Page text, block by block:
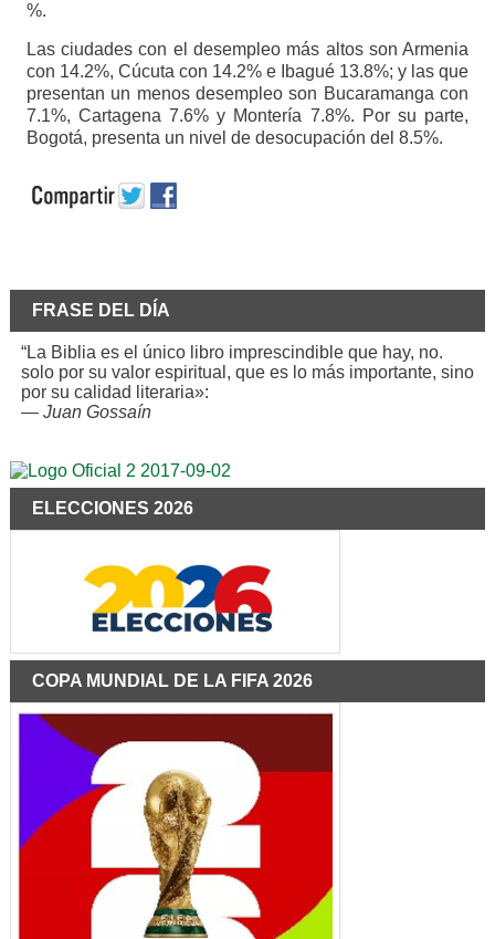
%.
Las ciudades con el desempleo más altos son Armenia
con 14.2%, Cúcuta con 14.2% e Ibagué 13.8%; y las que
presentan un menos desempleo son Bucaramanga con
7.1%, Cartagena 7.6% y Montería 7.8%. Por su parte,
Bogotá, presenta un nivel de desocupación del 8.5%.
FRASE DEL DÍA
“La Biblia es el único libro imprescindible que hay, no.
solo por su valor espiritual, que es lo más importante, sino
por su calidad literaria»:
— Juan Gossaín
ELECCIONES 2026
COPA MUNDIAL DE LA FIFA 2026